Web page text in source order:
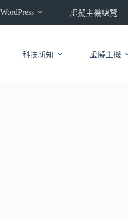
WordPress 虛擬主機總覽
科技新知 虛擬主機